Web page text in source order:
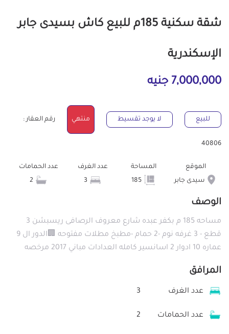
شقة سكنية 185م للبيع كاش بسيدى جابر
الإسكندرية
7,000,000 جنيه
للبيع لا يوجد تقسيط منتهي رقم العقار :
40806
الموقع
سيدى جابر
المساحة
185
عدد الغرف
عدد الحمامات
الوصف
مساحه 185 م بكفر عبده شارع معروف الرصافى ريسبشن 3
قطع - 3 غرفه نوم -2 حمام -مطبخ مطلات مفتوحه 🏢الدور ال 9
عماره 10 ادوار 2 اسانسير كامله العدادات مباني 2017 مرخصه
المرافق
عدد الغرف 3
عدد الحمامات 2